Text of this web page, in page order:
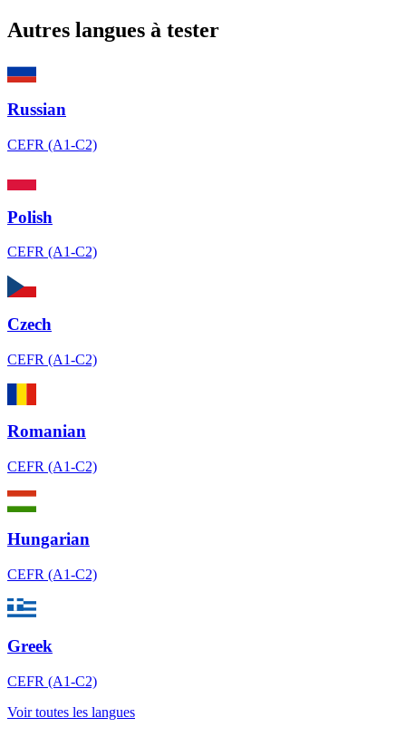
Autres langues à tester
Russian
CEFR (A1-C2)
Polish
CEFR (A1-C2)
Czech
CEFR (A1-C2)
Romanian
CEFR (A1-C2)
Hungarian
CEFR (A1-C2)
Greek
CEFR (A1-C2)
Voir toutes les langues